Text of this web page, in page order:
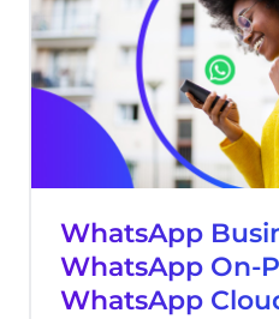
WhatsApp
WhatsApp On-
WhatsApp